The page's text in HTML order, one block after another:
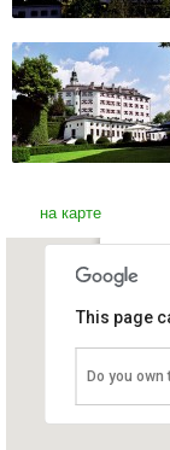
на карте
This page
Do you